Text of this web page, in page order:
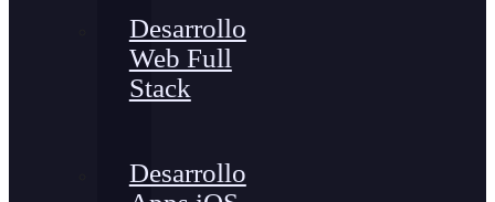
Desarrollo
Web Full
Stack
Desarrollo